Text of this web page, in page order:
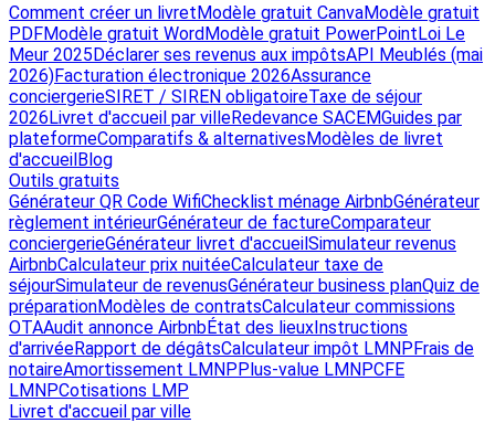
Comment créer un livretModèle gratuit CanvaModèle gratuit
PDFModèle gratuit WordModèle gratuit PowerPointLoi Le
Meur 2025Déclarer ses revenus aux impôtsAPI Meublés (mai
2026)Facturation électronique 2026Assurance
conciergerieSIRET / SIREN obligatoireTaxe de séjour
2026Livret d'accueil par villeRedevance SACEMGuides par
plateformeComparatifs & alternativesModèles de livret
d'accueilBlog
Outils gratuits
Générateur QR Code WifiChecklist ménage AirbnbGénérateur
règlement intérieurGénérateur de factureComparateur
conciergerieGénérateur livret d'accueilSimulateur revenus
AirbnbCalculateur prix nuitéeCalculateur taxe de
séjourSimulateur de revenusGénérateur business planQuiz de
préparationModèles de contratsCalculateur commissions
OTAAudit annonce AirbnbÉtat des lieuxInstructions
d'arrivéeRapport de dégâtsCalculateur impôt LMNPFrais de
notaireAmortissement LMNPPlus-value LMNPCFE
LMNPCotisations LMP
Livret d'accueil par ville